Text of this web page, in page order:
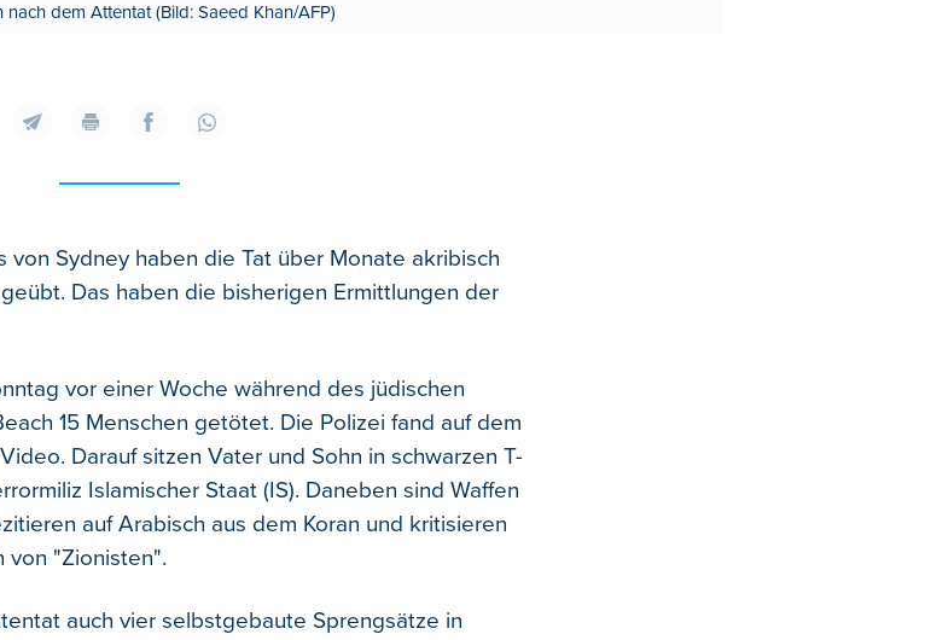
nach dem Attentat (Bild: Saeed Khan/AFP)
von Sydney haben die Tat über Monate akribisch
Das haben die bisherigen Ermittlungen der
vor einer Woche während des jüdischen
15 Menschen getötet. Die Polizei fand auf dem
Darauf sitzen Vater und Sohn in schwarzen T-
Islamischer Staat (IS). Daneben sind Waffen
auf Arabisch aus dem Koran und kritisieren
von "Zionisten".
auch vier selbstgebaute Sprengsätze in